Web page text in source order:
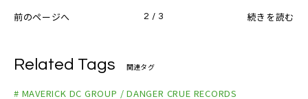
前のページへ 2 / 3 続きを読む
Related Tags 関連タグ
# MAVERICK DC GROUP / DANGER CRUE RECORDS